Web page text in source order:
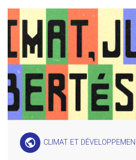
public CLIMAT ET